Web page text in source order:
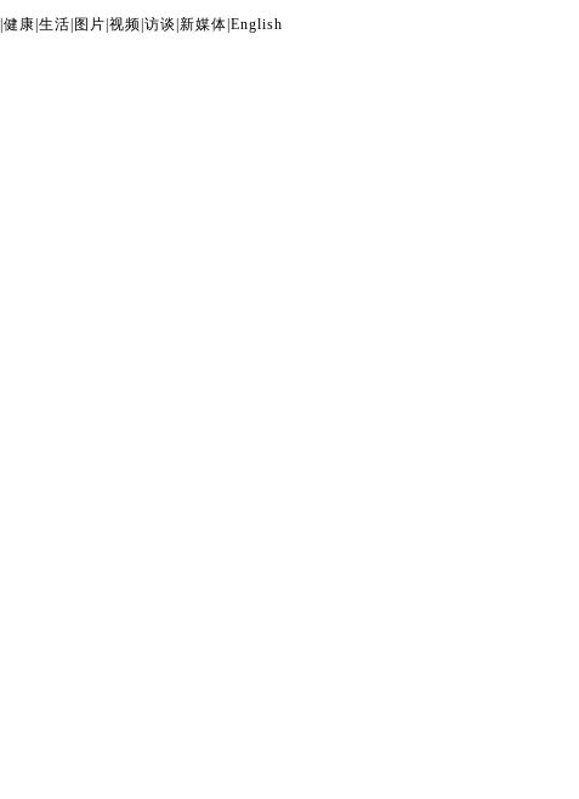
健康 生活 图片 视频 访谈 新媒体 English